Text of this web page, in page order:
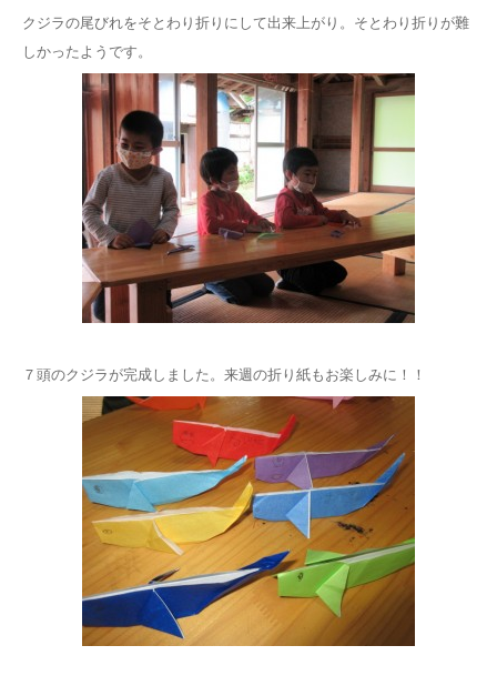
クジラの尾びれをそとわり折りにして出来上がり。そとわり折りが難
しかったようです。
７頭のクジラが完成しました。来週の折り紙もお楽しみに！！